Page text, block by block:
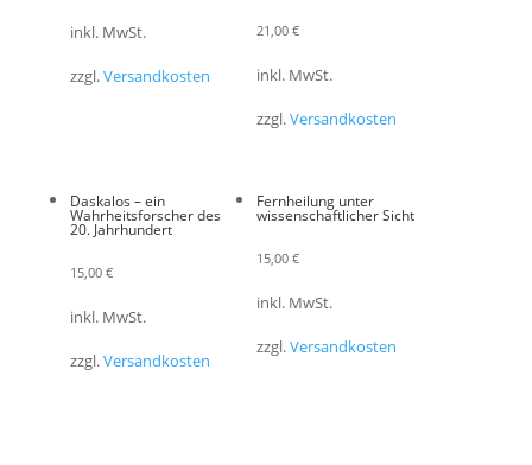
inkl. MwSt.
zzgl.Versandkosten
21,00 €
inkl. MwSt.
zzgl.Versandkosten
Daskalos – ein
Wahrheitsforscher des
20. Jahrhundert
15,00 €
inkl. MwSt.
zzgl.Versandkosten
Fernheilung unter
wissenschaftlicher Sicht
15,00 €
inkl. MwSt.
zzgl.Versandkosten